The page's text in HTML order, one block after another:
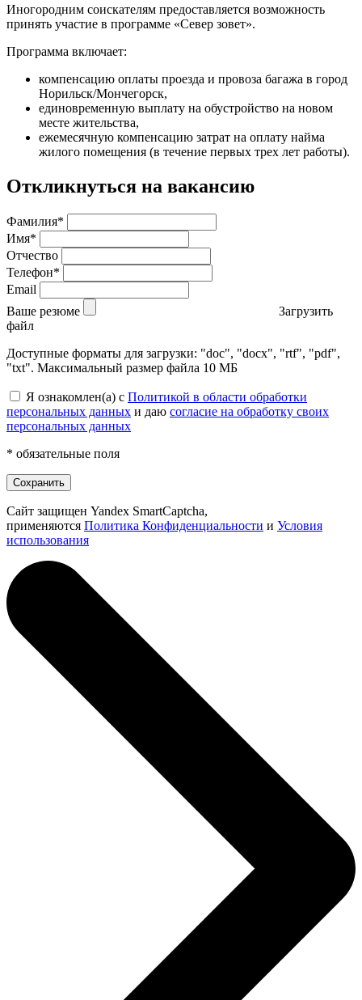
Иногородним соискателям предоставляется возможность
принять участие в программе «Север зовет».
Программа включает:
компенсацию оплаты проезда и провоза багажа в город
Норильск/Мончегорск,
единовременную выплату на обустройство на новом
месте жительства,
ежемесячную компенсацию затрат на оплату найма
жилого помещения (в течение первых трех лет работы).
Откликнуться на вакансию
Фамилия*
Имя*
Отчество
Телефон*
Email
Ваше резюме
Загрузить
файл
Доступные форматы для загрузки: "doc", "docx", "rtf", "pdf",
"txt". Максимальный размер файла 10 МБ
Я ознакомлен(а) с Политикой в области обработки
персональных данных и даю согласие на обработку своих
персональных данных
* обязательные поля
Сохранить
Сайт защищен Yandex SmartCaptcha,
применяются Политика Конфиденциальности и Условия
использования